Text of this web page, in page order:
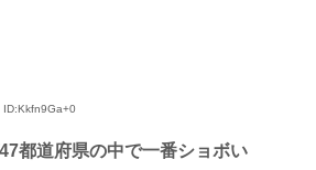
ID:Kkfn9Ga+0
都道府県の中で一番ショボい